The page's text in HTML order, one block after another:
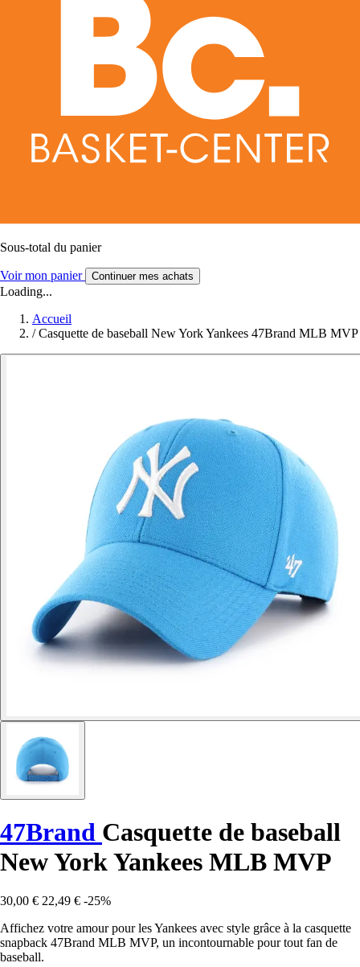
Sous-total du panier
Voir mon panier Continuer mes achats
Loading...
Accueil
/ Casquette de baseball New York Yankees 47Brand MLB MVP
47Brand Casquette de baseball
New York Yankees MLB MVP
30,00 € 22,49 € -25%
Affichez votre amour pour les Yankees avec style grâce à la casquette
snapback 47Brand MLB MVP, un incontournable pour tout fan de
baseball.